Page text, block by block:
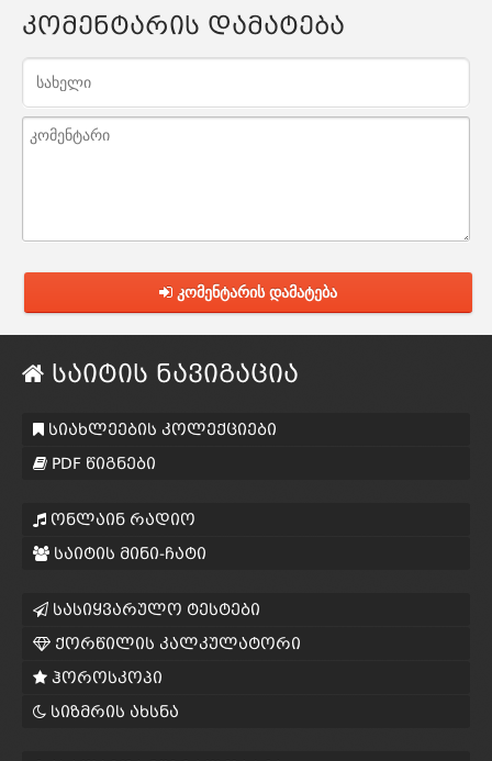
კომენტარის დამატება
კომენტარის დამატება
საიტის ნავიგაცია
სიახლეების კოლექციები
PDF წიგნები
ონლაინ რადიო
საიტის მინი-ჩატი
სასიყვარულო ტესტები
ქორწილის კალკულატორი
ჰოროსკოპი
სიზმრის ახსნა